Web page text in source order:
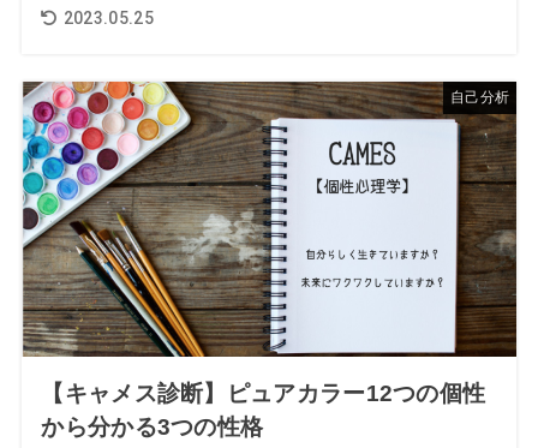
2023.05.25
自己分析
【キャメス診断】ピュアカラー12つの個性
から分かる3つの性格